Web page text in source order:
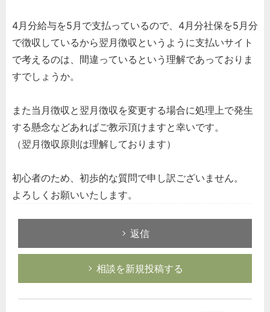
4月分給与を5月で支払っているので、4月分社保を5月分
で徴収しているから翌月徴収というように支払いサイト
で考えるのは、間違っているという理解であっておりま
すでしょうか。
また当月徴収と翌月徴収を変更する場合に処理上で発生
する懸念などあればご教示頂けますと幸いです。
（翌月徴収原則は理解しております）
初心者のため、初歩的な質問で申し訳ございません。
よろしくお願いいたします。
返信
相談を新規投稿する